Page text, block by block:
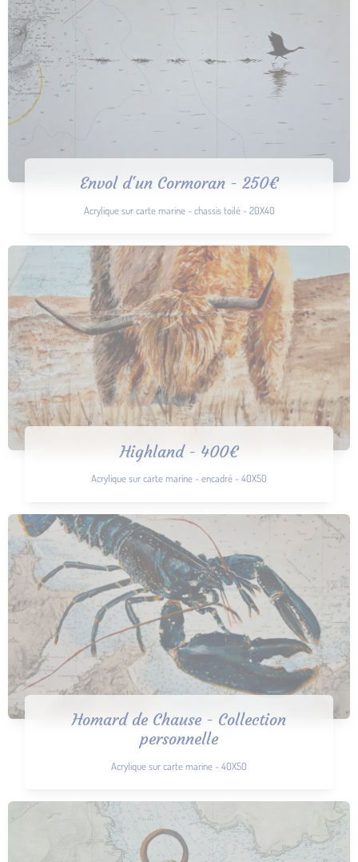
Envol d'un Cormoran - 250€
Acrylique sur carte marine - chassis toilé - 20X40
Highland - 400€
Acrylique sur carte marine - encadré - 40X50
Homard de Chause - Collection
personnelle
Acrylique sur carte marine - 40X50